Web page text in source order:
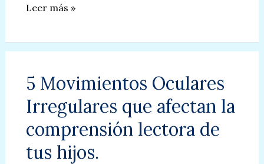
Atrofia
es
y
es
su
en
Visión?
Leer más »
5 Movimientos Oculares
Irregulares que afectan la
comprensión lectora de
tus hijos.